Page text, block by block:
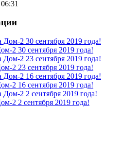
2 30 сентября 2019 года!
2 23 сентября 2019 года!
2 16 сентября 2019 года!
2 2 сентября 2019 года!